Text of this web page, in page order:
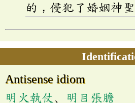
的，侵犯了婚姻神聖
Antisense idiom
明火執仗、 明目張膽